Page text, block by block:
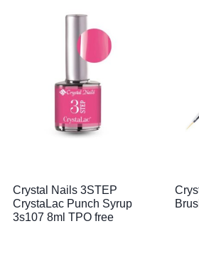
Crystal Nails 3STEP
CrystaLac Punch Syrup
3s107 8ml TPO free